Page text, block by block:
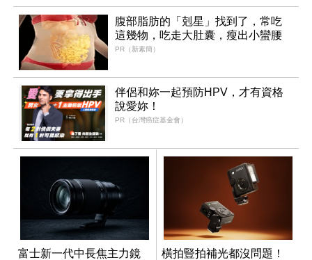
腹部脂肪的「剋星」找到了，常吃
這幾物，吃走大肚囊，瘦出小蠻腰
PR（新素簡）
伴侶和妳一起預防HPV，才有資格
說愛妳！
PR（台灣癌症基金會）
富士新一代中長焦主力鏡
橫拍豎拍補光都沒問題！